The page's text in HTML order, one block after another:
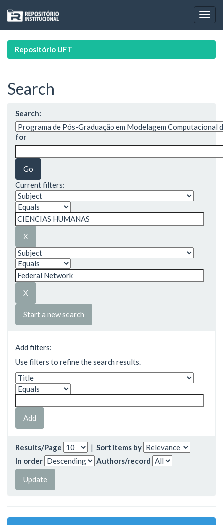
navigation
Repositório UFT
Search
Search:
for
Current filters:
Start a new search
Add filters:
Use filters to refine the search results.
Results/Page | Sort items by
In order
Authors/record